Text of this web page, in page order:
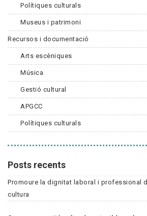
Polítiques culturals
Museus i patrimoni
Recursos i documentació
Arts escèniques
Música
Gestió cultural
APGCC
Polítiques culturals
Posts recents
Promoure la dignitat laboral i professional
cultura